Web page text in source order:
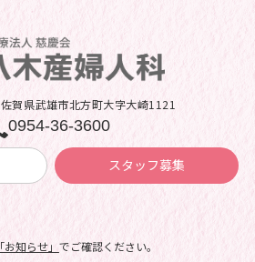
佐賀県武雄市北方町大字大崎1121
0954-36-3600
スタッフ募集
「お知らせ」 でご確認ください。